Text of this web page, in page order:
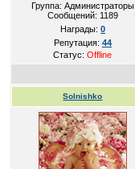
Группа: Администраторы
Сообщений: 1189
Награды: 0
Репутация: 44
Статус:Offline
Solnishko